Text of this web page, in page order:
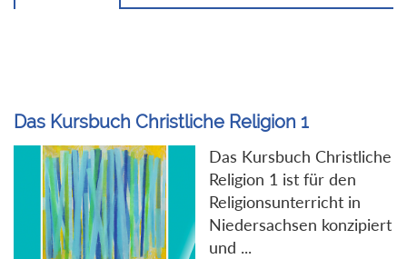
Das Kursbuch Christliche Religion 1
Das Kursbuch Christliche
Religion 1 ist für den
Religionsunterricht in
Niedersachsen konzipiert
und ...